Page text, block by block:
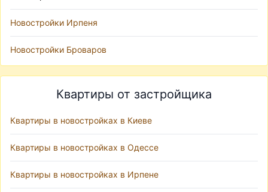
Новостройки Ирпеня
Новостройки Броваров
Квартиры от застройщика
Квартиры в новостройках в Киеве
Квартиры в новостройках в Одессе
Квартиры в новостройках в Ирпене